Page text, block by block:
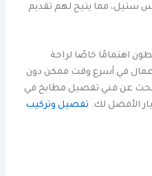
ستيل، مما يتيح لهم تقديم
اهتمامًا خاصًا لراحة
في أسرع وقت ممكن دون
عن فني تفصيل مطابخ في
الأفضل لك. تفصيل وتركيب